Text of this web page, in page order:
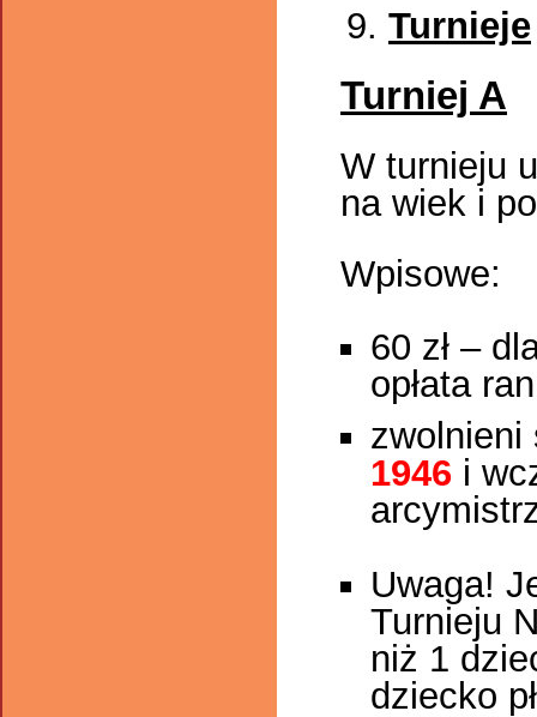
Turnieje
Turniej A
W turnieju
na wiek i
Wpisowe:
60 zł –
opłata
zwolnieni
1946 i
Uwaga!
Turnieju
niż 1
dziecko